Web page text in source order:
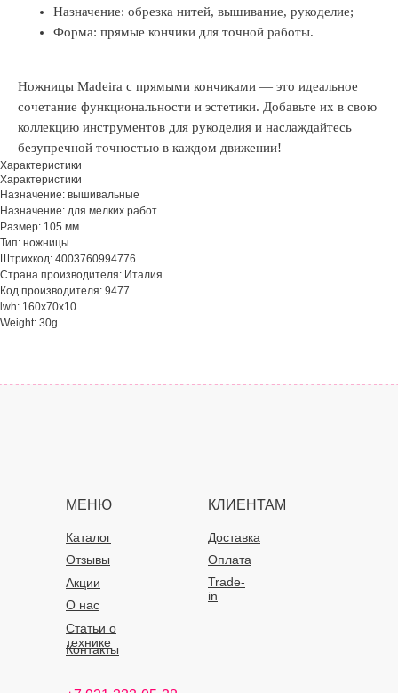
Назначение: обрезка нитей, вышивание, рукоделие;
Форма: прямые кончики для точной работы.
Ножницы Madeira с прямыми кончиками — это идеальное
сочетание функциональности и эстетики. Добавьте их в свою
коллекцию инструментов для рукоделия и наслаждайтесь
безупречной точностью в каждом движении!
Характеристики
Характеристики
Назначение: вышивальные
Назначение: для мелких работ
Размер: 105 мм.
Тип: ножницы
Штрихкод: 4003760994776
Страна производителя: Италия
Код производителя: 9477
lwh: 160x70x10
Weight: 30g
МЕНЮ КЛИЕНТАМ
Каталог
О нас
Доставка
Статьи о
технике
Оплата
Отзывы
Акции
Контакты
Trade-
in